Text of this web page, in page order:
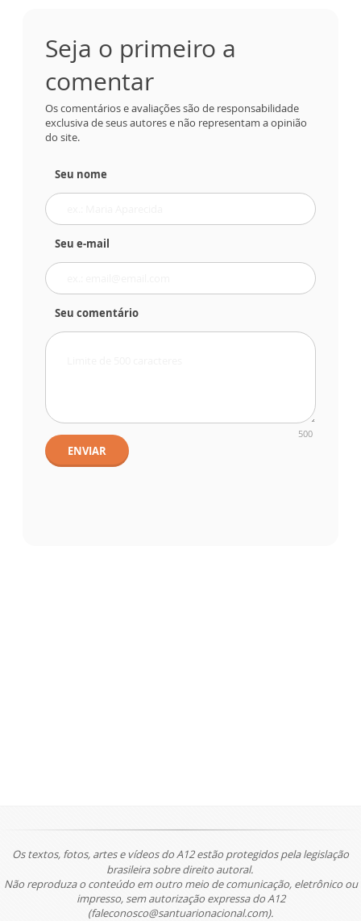
Seja o primeiro a
comentar
Os comentários e avaliações são de responsabilidade
exclusiva de seus autores e não representam a opinião
do site.
Seu nome
Seu e-mail
Seu comentário
500
ENVIAR
Os textos, fotos, artes e vídeos do A12 estão protegidos pela legislação
brasileira sobre direito autoral.
Não reproduza o conteúdo em outro meio de comunicação, eletrônico ou
impresso, sem autorização expressa do A12
(faleconosco@santuarionacional.com).